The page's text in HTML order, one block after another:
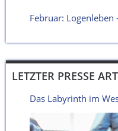
Februar: Logenleben
LETZTER PRESSE
Das Labyrinth im